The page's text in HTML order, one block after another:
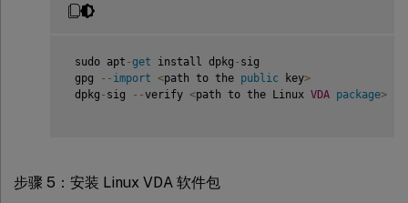
sudo apt -get install dpkg - sig
gpg
-- import <path to the public key>
dpkg - sig --verify <path to the Linux VDA package>
步骤 5：安装 Linux VDA 软件包